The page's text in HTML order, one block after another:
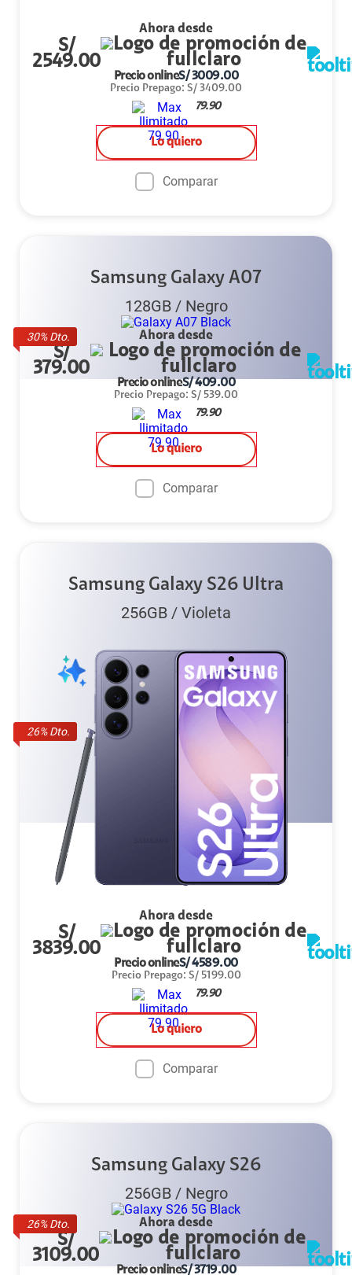
Ahora desde
S/
2549.00
Precio onlineS/3009.00
Precio Prepago: S/ 3409.00
79.90
Lo quiero
Comparar
30% Dto.
Samsung Galaxy A07
128GB/ Negro
Ahora desde
S/
379.00
Precio onlineS/409.00
Precio Prepago: S/ 539.00
79.90
Lo quiero
Comparar
26% Dto.
Samsung Galaxy S26 Ultra
256GB / Violeta
Ahora desde
S/
3839.00
Precio onlineS/4589.00
Precio Prepago: S/ 5199.00
79.90
Lo quiero
Comparar
26% Dto.
Samsung Galaxy S26
256GB/ Negro
Ahora desde
S/
3109.00
Precio onlineS/3719.00